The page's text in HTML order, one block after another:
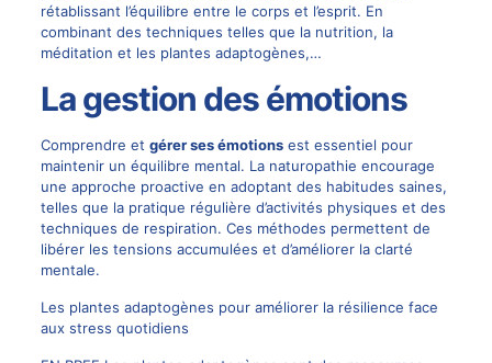
rétablissant l’équilibre entre le corps et l’esprit. En
combinant des techniques telles que la nutrition, la
méditation et les plantes adaptogènes,…
La gestion des émotions
Comprendre et gérer ses émotionsest essentiel pour
maintenir un équilibre mental. La naturopathie encourage
une approche proactive en adoptant des habitudes saines,
telles que la pratique régulière d’activités physiques et des
techniques de respiration. Ces méthodes permettent de
libérer les tensions accumulées et d’améliorer la clarté
mentale.
Les plantes adaptogènes pour améliorer la résilience face
aux stress quotidiens